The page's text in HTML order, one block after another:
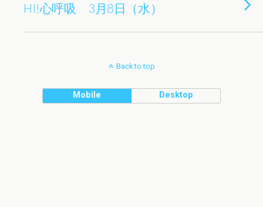
HI!心呼吸 3月8日（水）
Back to top
Mobile Desktop